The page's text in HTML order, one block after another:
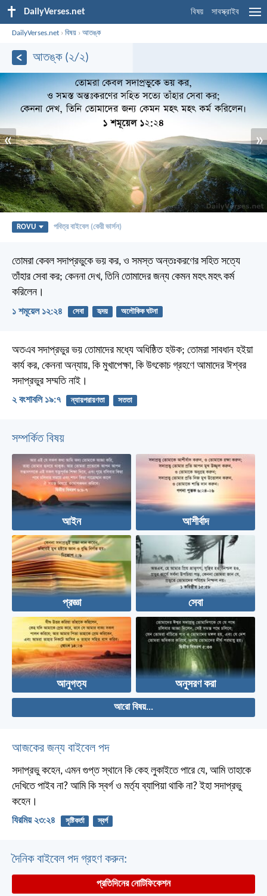
DailyVerses.net বিষয় সাবস্ক্রাইব
DailyVerses.net ›বিষয় ›আতঙ্ক
আতঙ্ক (২/২)
« »
ROVU পবিত্র বাইবেল (কেরী ভার্সন)
তোমরা কেবল সদাপ্রভুকে ভয় কর, ও সমস্ত অন্তঃকরণের সহিত সত্যে
তাঁহার সেবা কর; কেননা দেখ, তিনি তোমাদের জন্য কেমন মহৎ মহৎ কর্ম
করিলেন।
১ শমূয়েল ১২:২৪ সেবা হৃদয় অলৌকিক ঘটনা
অতএব সদাপ্রভুর ভয় তোমাদের মধ্যে অধিষ্ঠিত হউক; তোমরা সাবধান হইয়া
কার্য কর, কেননা অন্যায়, কি মুখাপেক্ষা, কি উৎকোচ গ্রহণে আমাদের ঈশ্বর
সদাপ্রভুর সম্মতি নাই।
২ বংশাবলি ১৯:৭ ন্যায়পরায়ণতা সততা
সম্পর্কিত বিষয়
আইন আশীর্বাদ
প্রজ্ঞা সেবা
আনুগত্য অনুসরণ করা
আরো বিষয়...
আজকের জন্য বাইবেল পদ
সদাপ্রভু কহেন, এমন গুপ্ত স্থানে কি কেহ লুকাইতে পারে যে, আমি তাহাকে
দেখিতে পাইব না? আমি কি স্বর্গ ও মর্ত্য ব্যাপিয়া থাকি না? ইহা সদাপ্রভু
কহেন।
যিরমিয় ২৩:২৪ সৃষ্টিকর্তা স্বর্গ
দৈনিক বাইবেল পদ গ্রহণ করুন:
প্রতিদিনের নোটিফিকেশন